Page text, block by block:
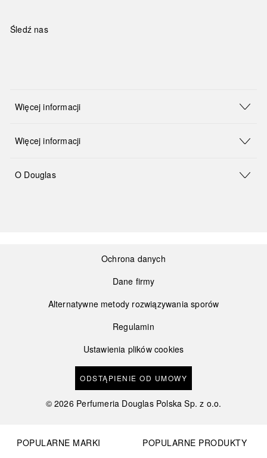
Śledź nas
Więcej informacji
Więcej informacji
O Douglas
Ochrona danych
Dane firmy
Alternatywne metody rozwiązywania sporów
Regulamin
Ustawienia plików cookies
ODSTĄPIENIE OD UMOWY
©2026 Perfumeria Douglas Polska Sp. z o.o.
POPULARNE MARKI
POPULARNE PRODUKTY